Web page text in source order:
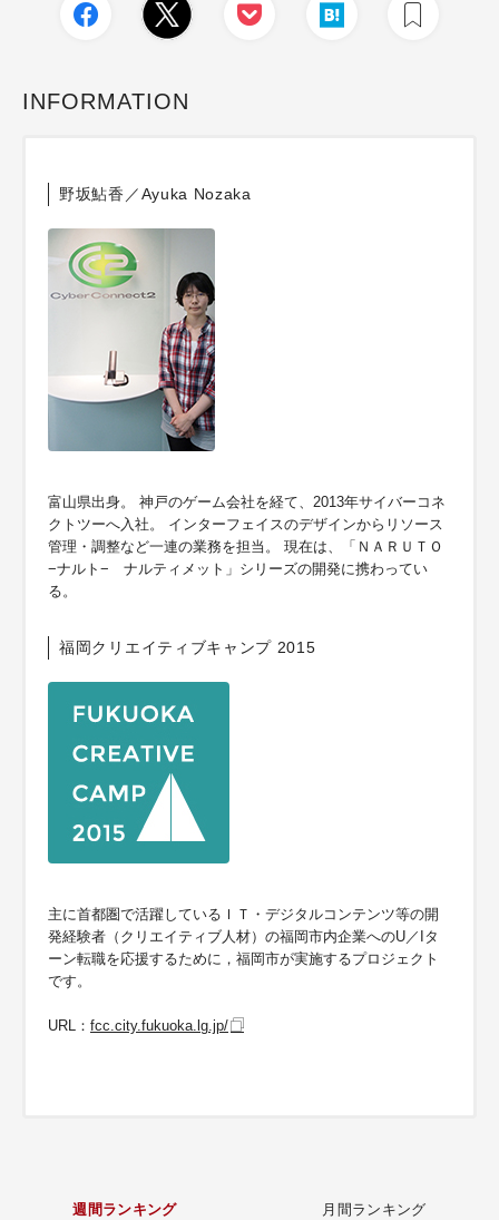
INFORMATION
野坂鮎香／Ayuka Nozaka
富山県出身。 神戸のゲーム会社を経て、2013年サイバーコネ
クトツーへ入社。 インターフェイスのデザインからリソース
管理・調整など一連の業務を担当。 現在は、「ＮＡＲＵＴＯ
−ナルト− ナルティメット」シリーズの開発に携わってい
る。
福岡クリエイティブキャンプ 2015
主に首都圏で活躍しているＩＴ・デジタルコンテンツ等の開
発経験者（クリエイティブ人材）の福岡市内企業へのU／Iタ
ーン転職を応援するために，福岡市が実施するプロジェクト
です。
URL： fcc.city.fukuoka.lg.jp/
週間ランキング 月間ランキング